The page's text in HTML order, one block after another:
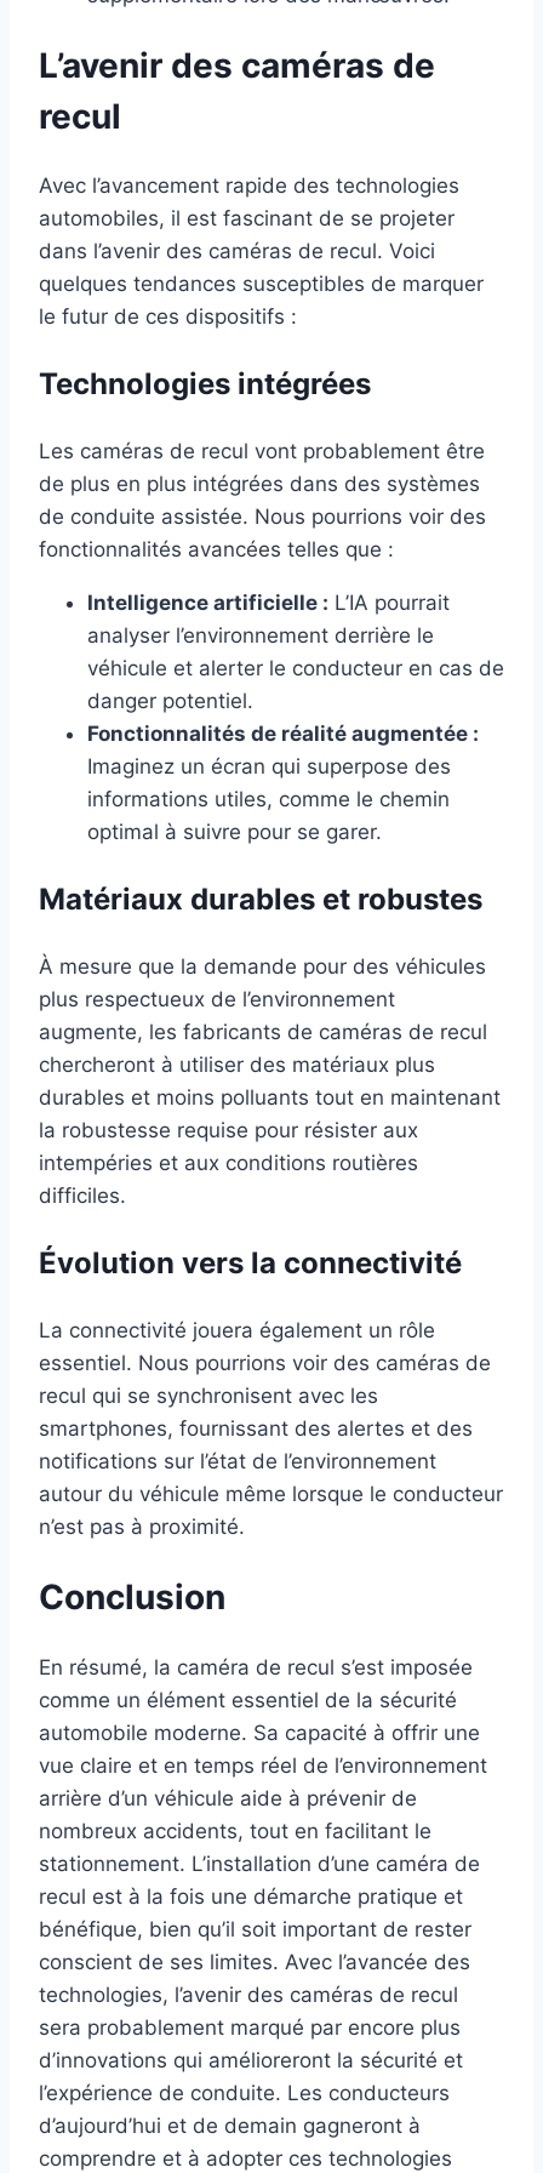
L’avenir des caméras de
recul
Avec l’avancement rapide des technologies
automobiles, il est fascinant de se projeter
dans l’avenir des caméras de recul. Voici
quelques tendances susceptibles de marquer
le futur de ces dispositifs :
Technologies intégrées
Les caméras de recul vont probablement être
de plus en plus intégrées dans des systèmes
de conduite assistée. Nous pourrions voir des
fonctionnalités avancées telles que :
Intelligence artificielle : L’IA pourrait
analyser l’environnement derrière le
véhicule et alerter le conducteur en cas de
danger potentiel.
Fonctionnalités de réalité augmentée :
Imaginez un écran qui superpose des
informations utiles, comme le chemin
optimal à suivre pour se garer.
Matériaux durables et robustes
À mesure que la demande pour des véhicules
plus respectueux de l’environnement
augmente, les fabricants de caméras de recul
chercheront à utiliser des matériaux plus
durables et moins polluants tout en maintenant
la robustesse requise pour résister aux
intempéries et aux conditions routières
difficiles.
Évolution vers la connectivité
La connectivité jouera également un rôle
essentiel. Nous pourrions voir des caméras de
recul qui se synchronisent avec les
smartphones, fournissant des alertes et des
notifications sur l’état de l’environnement
autour du véhicule même lorsque le conducteur
n’est pas à proximité.
Conclusion
En résumé, la caméra de recul s’est imposée
comme un élément essentiel de la sécurité
automobile moderne. Sa capacité à offrir une
vue claire et en temps réel de l’environnement
arrière d’un véhicule aide à prévenir de
nombreux accidents, tout en facilitant le
stationnement. L’installation d’une caméra de
recul est à la fois une démarche pratique et
bénéfique, bien qu’il soit important de rester
conscient de ses limites. Avec l’avancée des
technologies, l’avenir des caméras de recul
sera probablement marqué par encore plus
d’innovations qui amélioreront la sécurité et
l’expérience de conduite. Les conducteurs
d’aujourd’hui et de demain gagneront à
comprendre et à adopter ces technologies